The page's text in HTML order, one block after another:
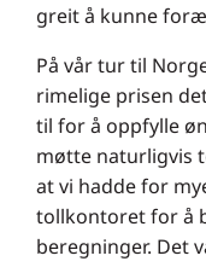
greit å kunne
På vår tur til
rimelige prisen
til for å oppfylle
møtte naturligvis
at vi hadde for
tollkontoret for å
beregninger. Det